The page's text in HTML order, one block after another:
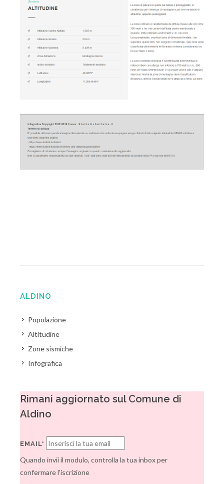
ALDINO
Popolazione
Altitudine
Zone sismiche
Infografica
Rimani aggiornato sul Comune di
Aldino
EMAIL*
Quando invii il modulo, controlla la tua inbox per
confermare l'iscrizione